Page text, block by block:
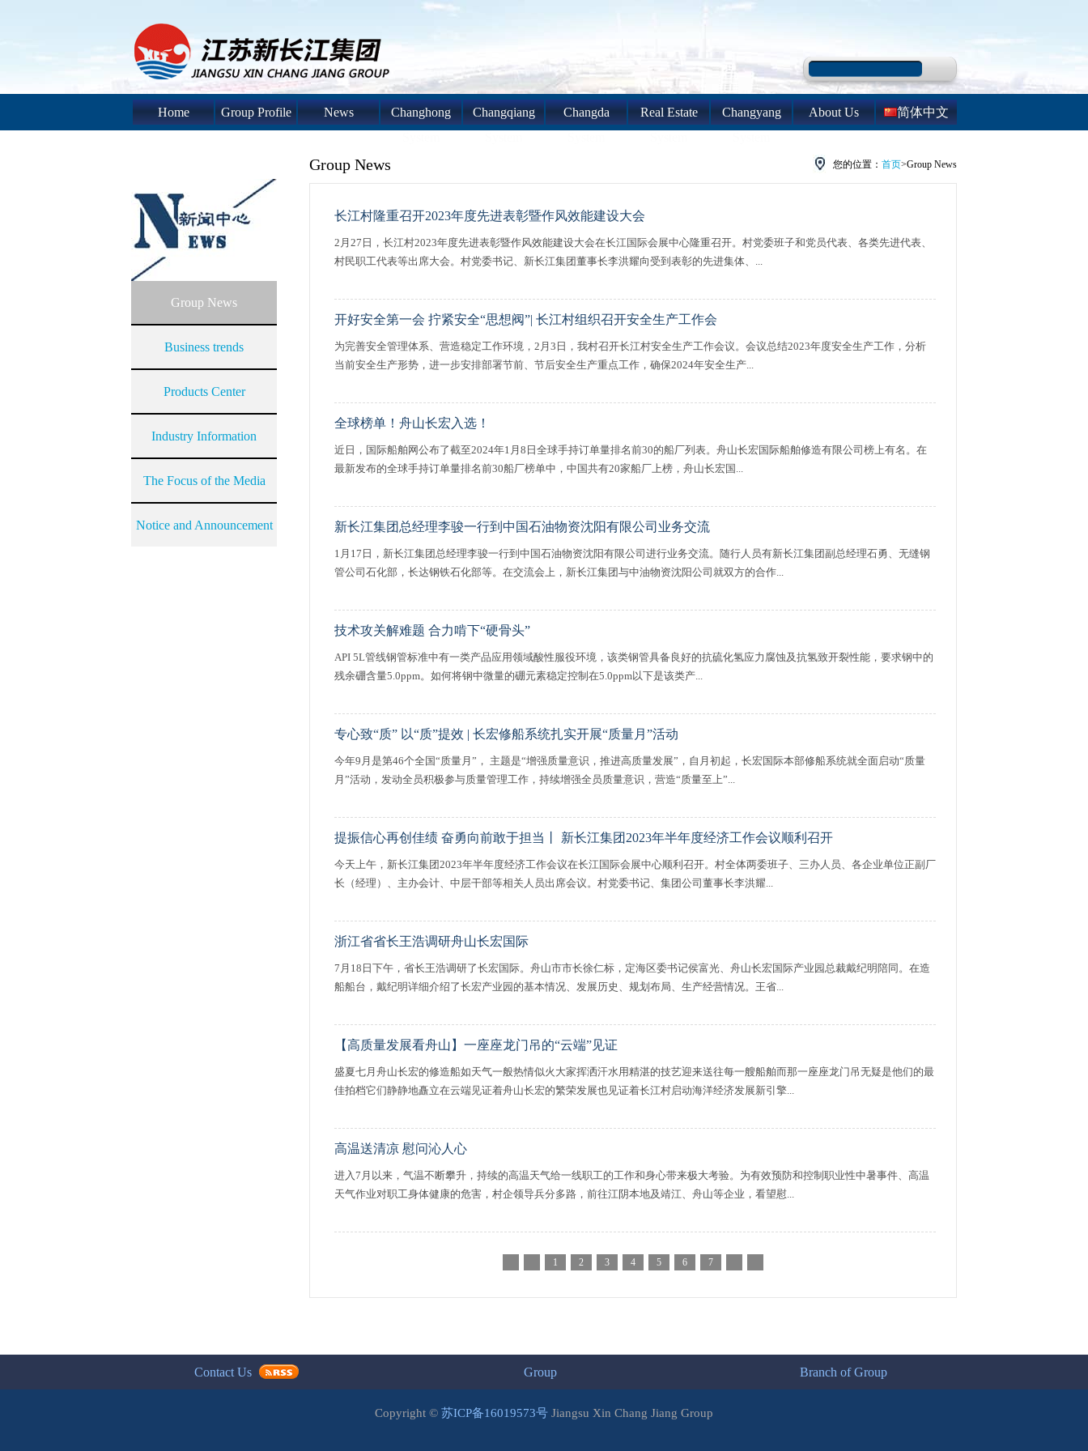
Home Group Profile News
Changhong
Changqiang
Changda
Real Estate
Changyang
About Us 简体中文
Group News
Business trends
Products Center
Industry Information
The Focus of the Media
Notice and Announcement
Group News 您的位置： 首页>Group News
长江村隆重召开2023年度先进表彰暨作风效能建设大会
2月27日，长江村2023年度先进表彰暨作风效能建设大会在长江国际会展中心隆重召开。村党委班子和党员代表、各类先进代表、
村民职工代表等出席大会。村党委书记、新长江集团董事长李洪耀向受到表彰的先进集体、...
开好安全第一会 拧紧安全“思想阀”| 长江村组织召开安全生产工作会
为完善安全管理体系、营造稳定工作环境，2月3日，我村召开长江村安全生产工作会议。会议总结2023年度安全生产工作，分析
当前安全生产形势，进一步安排部署节前、节后安全生产重点工作，确保2024年安全生产...
全球榜单！舟山长宏入选！
近日，国际船舶网公布了截至2024年1月8日全球手持订单量排名前30的船厂列表。舟山长宏国际船舶修造有限公司榜上有名。在
最新发布的全球手持订单量排名前30船厂榜单中，中国共有20家船厂上榜，舟山长宏国...
新长江集团总经理李骏一行到中国石油物资沈阳有限公司业务交流
1月17日，新长江集团总经理李骏一行到中国石油物资沈阳有限公司进行业务交流。随行人员有新长江集团副总经理石勇、无缝钢
管公司石化部，长达钢铁石化部等。在交流会上，新长江集团与中油物资沈阳公司就双方的合作...
技术攻关解难题 合力啃下“硬骨头”
API 5L管线钢管标准中有一类产品应用领域酸性服役环境，该类钢管具备良好的抗硫化氢应力腐蚀及抗氢致开裂性能，要求钢中的
残余硼含量5.0ppm。如何将钢中微量的硼元素稳定控制在5.0ppm以下是该类产...
专心致“质” 以“质”提效 | 长宏修船系统扎实开展“质量月”活动
今年9月是第46个全国“质量月”， 主题是“增强质量意识，推进高质量发展”，自月初起，长宏国际本部修船系统就全面启动“质量
月”活动，发动全员积极参与质量管理工作，持续增强全员质量意识，营造“质量至上”...
提振信心再创佳绩 奋勇向前敢于担当丨 新长江集团2023年半年度经济工作会议顺利召开
今天上午，新长江集团2023年半年度经济工作会议在长江国际会展中心顺利召开。村全体两委班子、三办人员、各企业单位正副厂
长（经理）、主办会计、中层干部等相关人员出席会议。村党委书记、集团公司董事长李洪耀...
浙江省省长王浩调研舟山长宏国际
7月18日下午，省长王浩调研了长宏国际。舟山市市长徐仁标，定海区委书记侯富光、舟山长宏国际产业园总裁戴纪明陪同。在造
船船台，戴纪明详细介绍了长宏产业园的基本情况、发展历史、规划布局、生产经营情况。王省...
【高质量发展看舟山】一座座龙门吊的“云端”见证
盛夏七月舟山长宏的修造船如天气一般热情似火大家挥洒汗水用精湛的技艺迎来送往每一艘船舶而那一座座龙门吊无疑是他们的最
佳拍档它们静静地矗立在云端见证着舟山长宏的繁荣发展也见证着长江村启动海洋经济发展新引擎...
高温送清凉 慰问沁人心
进入7月以来，气温不断攀升，持续的高温天气给一线职工的工作和身心带来极大考验。为有效预防和控制职业性中暑事件、高温
天气作业对职工身体健康的危害，村企领导兵分多路，前往江阴本地及靖江、舟山等企业，看望慰...
1 2 3 4 5 6 7
Contact Us Group Branch of Group
Copyright © 苏ICP备16019573号 Jiangsu Xin Chang Jiang Group